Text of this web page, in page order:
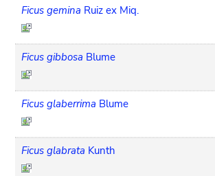
Ficus gemina Ruiz ex Miq.
Ficus gibbosa Blume
Ficus glaberrima Blume
Ficus glabrata Kunth